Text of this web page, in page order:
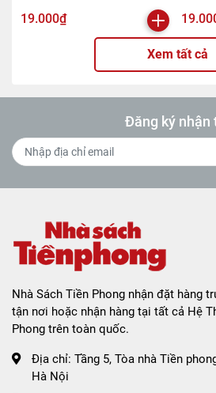
19.000₫
Xem tất cả
Đăng ký nhận
Nhà Sách Tiền Phong nhận đặt hàng
tận nơi hoặc nhận hàng tại tất cả Hệ
Phong trên toàn quốc.
Địa chỉ: Tầng 5, Tòa nhà Tiền
Hà Nội